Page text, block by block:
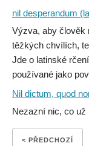
nil desperandum
Výzva, aby člověk
těžkých chvílích,
Jde o latinské
používané jako
Nil dictum, quod
Nezazní nic, co už
< PŘEDCHOZÍ